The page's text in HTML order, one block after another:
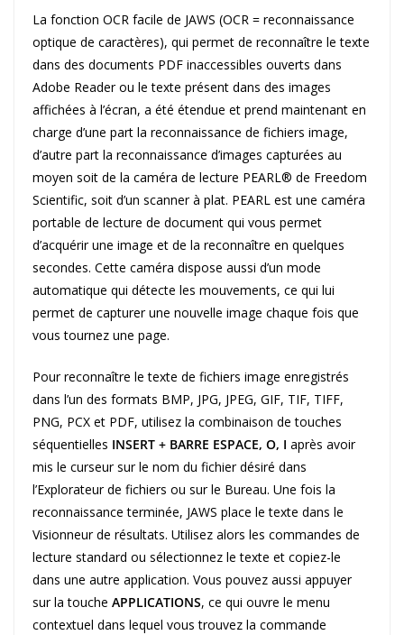
La fonction OCR facile de JAWS (OCR = reconnaissance
optique de caractères), qui permet de reconnaître le texte
dans des documents PDF inaccessibles ouverts dans
Adobe Reader ou le texte présent dans des images
affichées à l’écran, a été étendue et prend maintenant en
charge d’une part la reconnaissance de fichiers image,
d’autre part la reconnaissance d’images capturées au
moyen soit de la caméra de lecture PEARL® de Freedom
Scientific, soit d’un scanner à plat. PEARL est une caméra
portable de lecture de document qui vous permet
d’acquérir une image et de la reconnaître en quelques
secondes. Cette caméra dispose aussi d’un mode
automatique qui détecte les mouvements, ce qui lui
permet de capturer une nouvelle image chaque fois que
vous tournez une page.
Pour reconnaître le texte de fichiers image enregistrés
dans l’un des formats BMP, JPG, JPEG, GIF, TIF, TIFF,
PNG, PCX et PDF, utilisez la combinaison de touches
séquentielles INSERT + BARRE ESPACE, O, I après avoir
mis le curseur sur le nom du fichier désiré dans
l’Explorateur de fichiers ou sur le Bureau. Une fois la
reconnaissance terminée, JAWS place le texte dans le
Visionneur de résultats. Utilisez alors les commandes de
lecture standard ou sélectionnez le texte et copiez-le
dans une autre application. Vous pouvez aussi appuyer
sur la touche APPLICATIONS, ce qui ouvre le menu
contextuel dans lequel vous trouvez la commande